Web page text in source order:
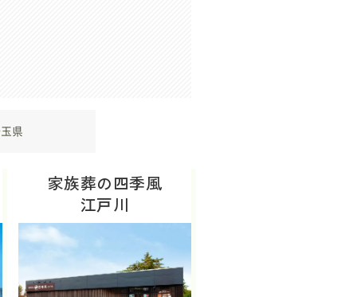
県
家族葬の四季風
江戸川